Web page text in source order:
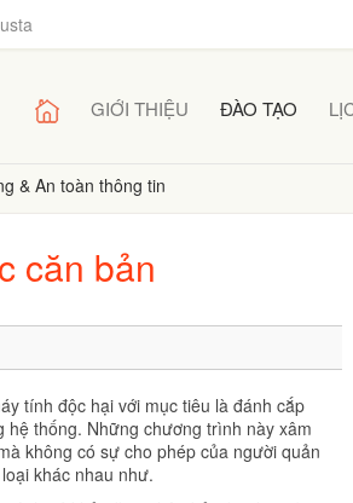
GIỚI THIỆU ĐÀO TẠO
& An toàn thông tin
căn bản
tính độc hại với mục tiêu là đánh cắp
thống. Những chương trình này xâm
không có sự cho phép của người quản
khác nhau như.